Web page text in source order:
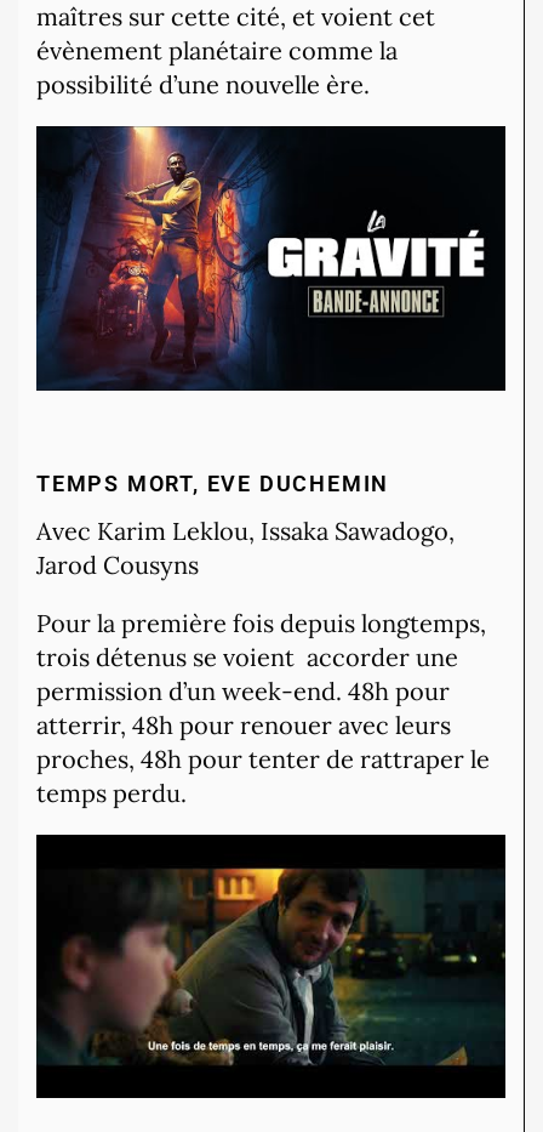
maîtres sur cette cité, et voient cet
évènement planétaire comme la
possibilité d’une nouvelle ère.
TEMPS MORT, EVE DUCHEMIN
Avec Karim Leklou, Issaka Sawadogo,
Jarod Cousyns
Pour la première fois depuis longtemps,
trois détenus se voient accorder une
permission d’un week-end. 48h pour
atterrir, 48h pour renouer avec leurs
proches, 48h pour tenter de rattraper le
temps perdu.